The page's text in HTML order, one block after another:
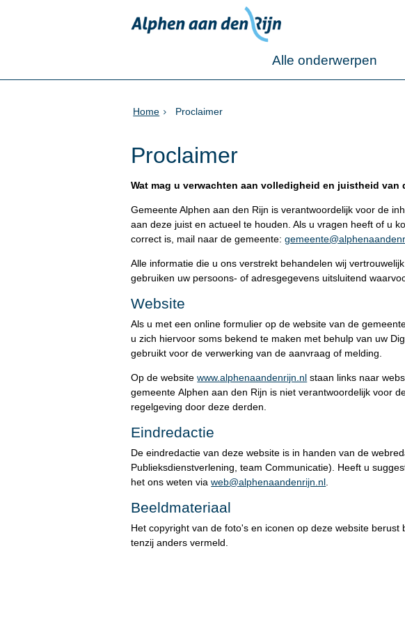
Alle onderwerpen
Home Proclaimer
Proclaimer
Wat mag u verwachten aan volledigheid en juistheid van
Gemeente Alphen aan den Rijn is verantwoordelijk voor de
aan deze juist en actueel te houden. Als u vragen heeft of u
correct is, mail naar de gemeente:
Alle informatie die u ons verstrekt behandelen wij
gebruiken uw persoons- of adresgegevens uitsluitend
Website
Als u met een online formulier op de website van de
u zich hiervoor soms bekend te maken met behulp van uw
gebruikt voor de verwerking van de aanvraag of melding.
Op de websitewww.alphenaandenrijn.nl staan links naar
gemeente Alphen aan den Rijn is niet verantwoordelijk voor
regelgeving door deze derden.
Eindredactie
De eindredactie van deze website is in handen van de
Publieksdienstverlening, team Communicatie). Heeft u
het ons weten viaweb@alphenaandenrijn.nl
Beeldmateriaal
Het copyright van de foto's en iconen op deze website berust
tenzij anders vermeld.